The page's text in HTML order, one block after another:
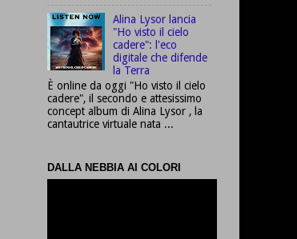
Alina Lysor lancia
"Ho visto il cielo
cadere": l'eco
digitale che difende
la Terra
È online da oggi "Ho visto il cielo
cadere", il secondo e attesissimo
concept album di Alina Lysor , la
cantautrice virtuale nata ...
DALLA NEBBIA AI COLORI